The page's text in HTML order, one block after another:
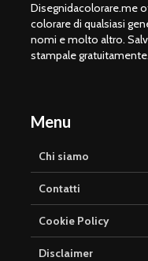
Disegnidacolorare.me
colorare di qualsiasi
nomi e molto altro.
stampale gratuitamente.
Menu
Chi siamo
Contatti
Cookie Policy
Disclaimer